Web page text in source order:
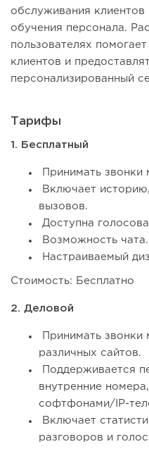
обслуживания клиентов
обучения персонала.
пользователях
клиентов и
персонализированный
Тарифы
1. Бесплатный
Принимать звонки
Включает
вызовов.
Доступна
Возможность чата.
Настраиваемый
Стоимость: Бесплатно
2. Деловой
Принимать звонки
различных сайтов.
Поддерживается
внутренние
софтфонами/IP-
Включает
разговоров и